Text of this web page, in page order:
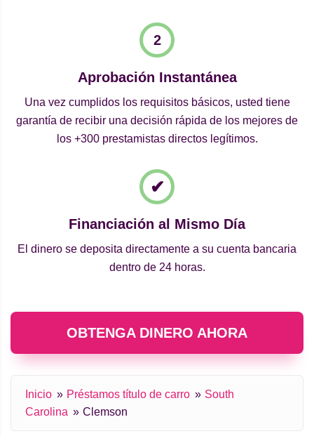
Aprobación Instantánea
Una vez cumplidos los requisitos básicos, usted tiene
garantía de recibir una decisión rápida de los mejores de
los +300 prestamistas directos legítimos.
Financiación al Mismo Día
El dinero se deposita directamente a su cuenta bancaria
dentro de 24 horas.
OBTENGA DINERO AHORA
Inicio Préstamos título de carro
South
Carolina
Clemson